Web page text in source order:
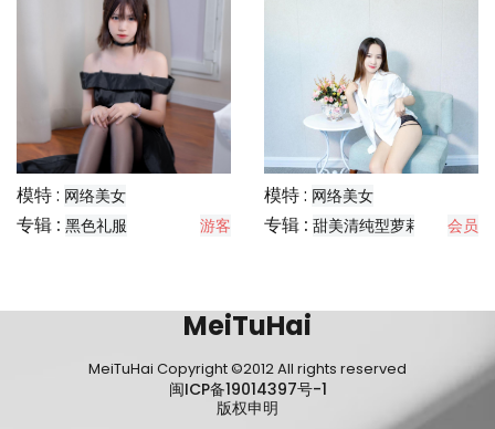
模特 : 网络美女
专辑 : 黑色礼服 游客
模特 : 网络美女
专辑 : 甜美清纯型萝莉 会员
MeiTuHai
MeiTuHai Copyright ©2012 All rights reserved
闽ICP备19014397号-1
版权申明